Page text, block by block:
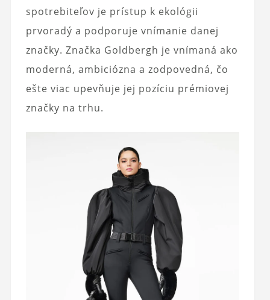
spotrebiteľov je prístup k ekológii
prvoradý a podporuje vnímanie danej
značky. Značka Goldbergh je vnímaná ako
moderná, ambiciózna a zodpovedná, čo
ešte viac upevňuje jej pozíciu prémiovej
značky na trhu.